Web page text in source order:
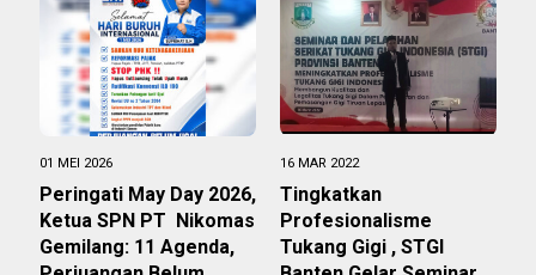
01 MEI 2026
Peringati May Day 2026,
Ketua SPN PT Nikomas
Gemilang: 11 Agenda,
16 MAR 2022
Tingkatkan
Profesionalisme
Tukang Gigi , STGI